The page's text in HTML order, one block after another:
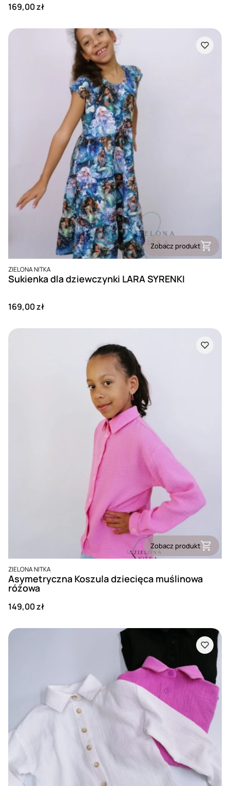
Cena
169,00 zł
Zobacz produkt
PRODUCENT
ZIELONA NITKA
Sukienka dla dziewczynki LARA SYRENKI
Cena
169,00 zł
Zobacz produkt
PRODUCENT
ZIELONA NITKA
Asymetryczna Koszula dziecięca muślinowa
różowa
Cena
149,00 zł